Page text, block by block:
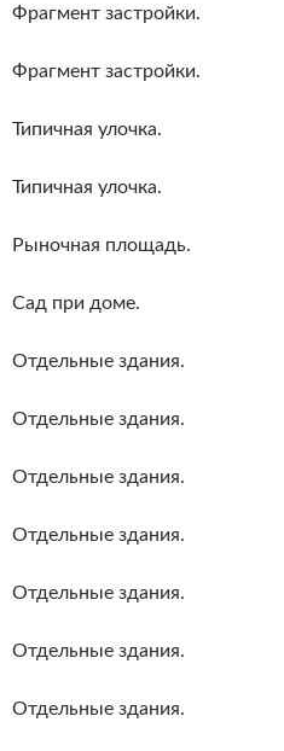
Фрагмент застройки.
Фрагмент застройки.
Типичная улочка.
Типичная улочка.
Рыночная площадь.
Сад при доме.
Отдельные здания.
Отдельные здания.
Отдельные здания.
Отдельные здания.
Отдельные здания.
Отдельные здания.
Отдельные здания.